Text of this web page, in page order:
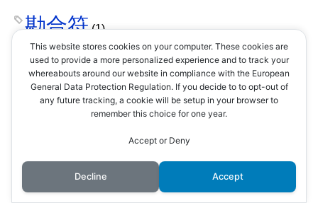
勘合符(1)
北条家(42)
北条早雲(1)
北条氏政(4)
This website stores cookies on your computer. These cookies are
used to provide a more personalized experience and to track your
whereabouts around our website in compliance with the European
General Data Protection Regulation. If you decide to to opt-out of
any future tracking, a cookie will be setup in your browser to
remember this choice for one year.
Accept or Deny
Decline Accept